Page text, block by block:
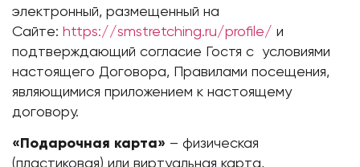
электронный, размещенный на
Сайте: https://smstretching.ru/profile/ и
подтверждающий согласие Гостя с условиями
настоящего Договора, Правилами посещения,
являющимися приложением к настоящему
договору.
«Подарочная карта» – физическая
(пластиковая) или виртуальная карта,